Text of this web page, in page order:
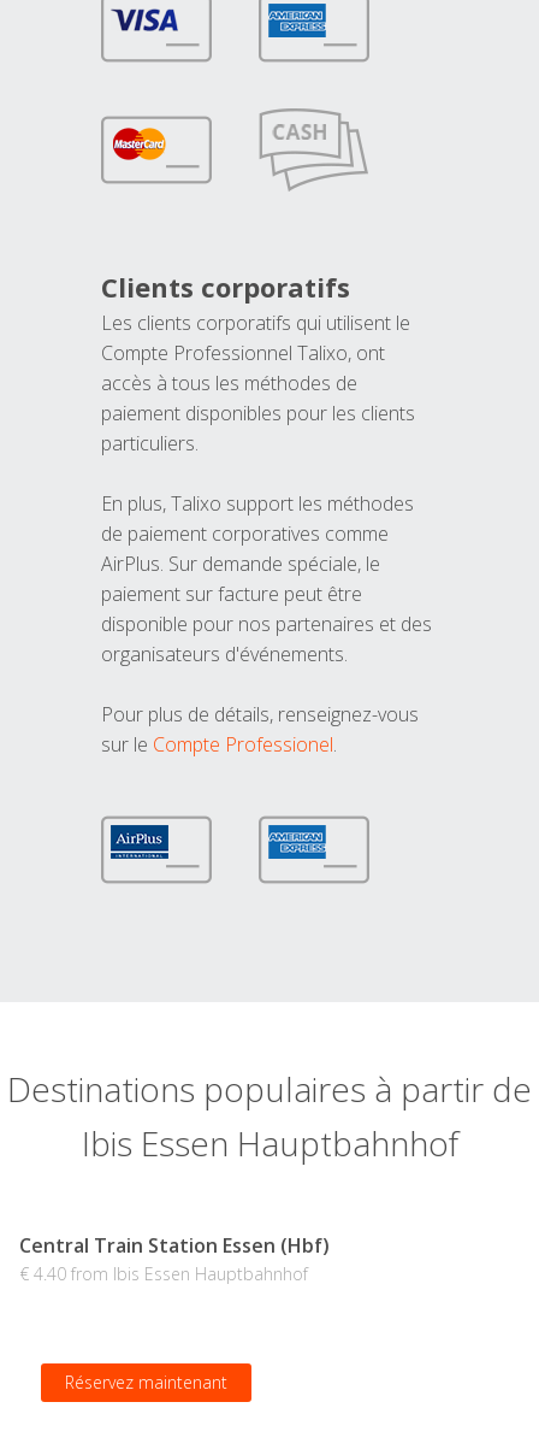
Clients corporatifs
Les clients corporatifs qui utilisent le
Compte Professionnel Talixo, ont
accès à tous les méthodes de
paiement disponibles pour les clients
particuliers.
En plus, Talixo support les méthodes
de paiement corporatives comme
AirPlus. Sur demande spéciale, le
paiement sur facture peut être
disponible pour nos partenaires et des
organisateurs d'événements.
Pour plus de détails, renseignez-vous
sur le Compte Professionel.
Destinations populaires à partir de
Ibis Essen Hauptbahnhof
Central Train Station Essen (Hbf)
€ 4.40 from Ibis Essen Hauptbahnhof
Réservez maintenant